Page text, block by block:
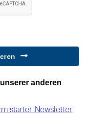
anderen
starter-Newsletter